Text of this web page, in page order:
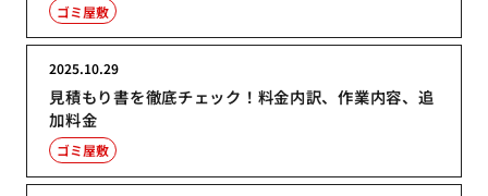
ゴミ屋敷
見積もり書を徹底チェック！料金内訳、作業内容、追
加料金
2025.10.29
ゴミ屋敷